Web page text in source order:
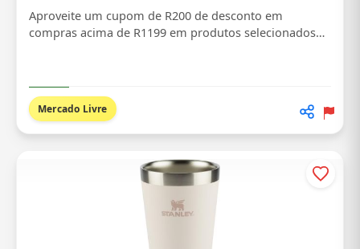
Aproveite um cupom de R200 de desconto em
compras acima de R1199 em produtos selecionados
Mercado Livre